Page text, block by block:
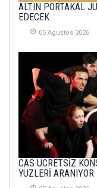
ALTIN PORTAKAL
EDECEK
05 Agustos 2026
CAS ÜCRETSİZ
YÜZLERİ ARANIYOR